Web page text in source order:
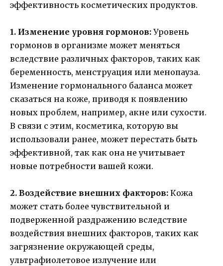
эффективность косметических продуктов.
1. Изменение уровня гормонов: Уровень
гормонов в организме может меняться
вследствие различных факторов, таких как
беременность, менструация или менопауза.
Изменение гормонального баланса может
сказаться на коже, приводя к появлению
новых проблем, например, акне или сухости.
В связи с этим, косметика, которую вы
использовали ранее, может перестать быть
эффективной, так как она не учитывает
новые потребности вашей кожи.
2. Воздействие внешних факторов: Кожа
может стать более чувствительной и
подверженной раздражению вследствие
воздействия внешних факторов, таких как
загрязнение окружающей среды,
ультрафиолетовое излучение или